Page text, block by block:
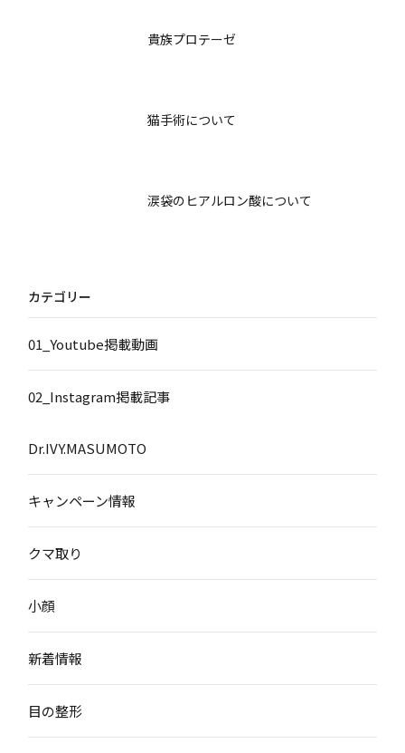
貴族プロテーゼ
猫手術について
涙袋のヒアルロン酸について
カテゴリー
01_Youtube掲載動画
02_Instagram掲載記事
Dr.IVY.MASUMOTO
キャンペーン情報
クマ取り
小顔
新着情報
目の整形